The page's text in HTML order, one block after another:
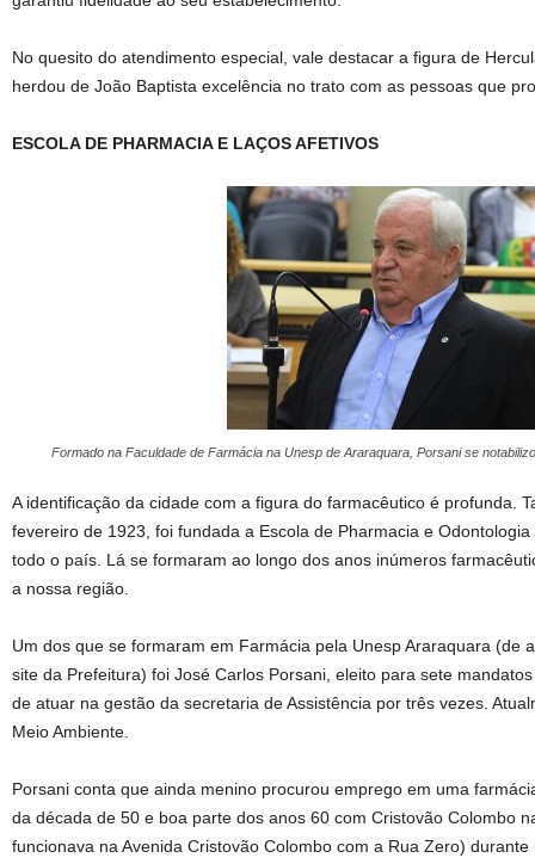
No quesito do atendimento especial, vale destacar a figura de
herdou de João Baptista excelência no trato com as pessoas que
ESCOLA DE PHARMACIA E LAÇOS AFETIVOS
Formado na Faculdade de Farmácia na Unesp de Araraquara, Porsani se
A identificação da cidade com a figura do farmacêutico é profunda.
fevereiro de 1923, foi fundada a Escola de Pharmacia e
todo o país. Lá se formaram ao longo dos anos inúmeros
a nossa região.
Um dos que se formaram em Farmácia pela Unesp Araraquara (de
site da Prefeitura) foi José Carlos Porsani, eleito para sete
de atuar na gestão da secretaria de Assistência por três vezes.
Meio Ambiente.
Porsani conta que ainda menino procurou emprego em uma
da década de 50 e boa parte dos anos 60 com Cristovão Colombo
funcionava na Avenida Cristovão Colombo com a Rua Zero)